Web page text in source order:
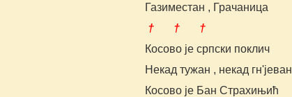
Газиместан , Грачаница
† † †
Косово је српски поклич
Некад тужан , некад гн'јеван
Косово је Бан Страхињић